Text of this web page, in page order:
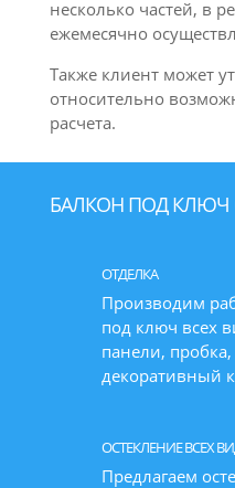
несколько частей, в
ежемесячно
Также клиент может
относительно
расчета.
БАЛКОН ПОД
ОТДЕЛКА
Производим
под ключ всех
панели, пробка,
декоративный
ОСТЕКЛЕНИЕ ВСЕХ
Предлагаем